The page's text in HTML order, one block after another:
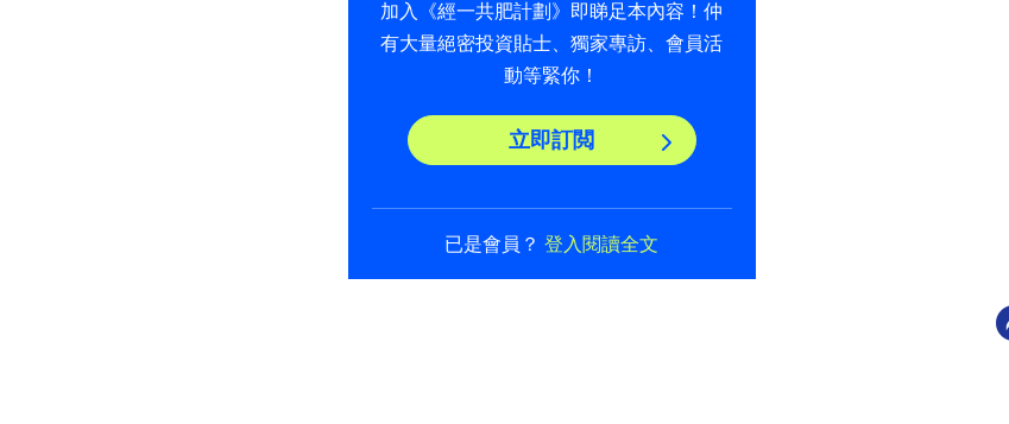
加入《經一共肥計劃》即睇足本內容！仲
有大量絕密投資貼士、獨家專訪、會員活
動等緊你！
立即訂閲
已是會員？登入閱讀全文